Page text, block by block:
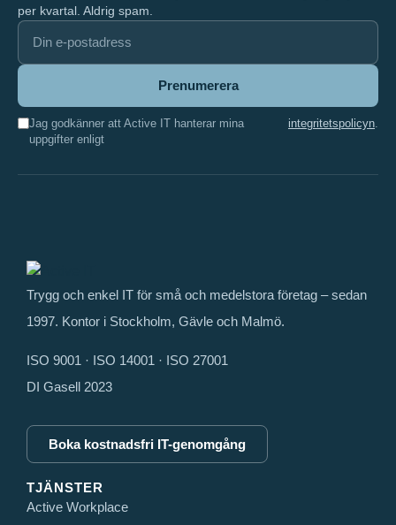
per kvartal. Aldrig spam.
Prenumerera
Jag godkänner att Active IT hanterar mina
uppgifter enligt
integritetspolicyn
Trygg och enkel IT för små och medelstora företag – sedan
1997. Kontor i Stockholm, Gävle och Malmö.
ISO 9001 · ISO 14001 · ISO 27001
DI Gasell 2023
Boka kostnadsfri IT-genomgång
TJÄNSTER
Active Workplace